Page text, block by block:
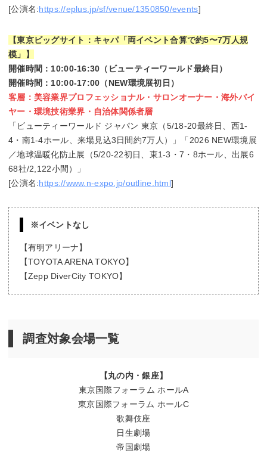
[公演名:https://eplus.jp/sf/venue/1350850/events]
【東京ビッグサイト：キャパ「両イベント合算で約5〜7万人規
模」】
開催時間：10:00-16:30（ビューティーワールド最終日）
開催時間：10:00-17:00（NEW環境展初日）
客層：美容業界プロフェッショナル・サロンオーナー・海外バイ
ヤー・環境技術業界・自治体関係者層
「ビューティーワールド ジャパン 東京（5/18-20最終日、西1-
4・南1-4ホール、来場見込3日間約7万人）」「2026 NEW環境展
／地球温暖化防止展（5/20-22初日、東1-3・7・8ホール、出展6
68社/2,122小間）」
[公演名:https://www.n-expo.jp/outline.html]
※イベントなし
【有明アリーナ】
【TOYOTA ARENA TOKYO】
【Zepp DiverCity TOKYO】
調査対象会場一覧
【丸の内・銀座】
東京国際フォーラム ホールA
東京国際フォーラム ホールC
歌舞伎座
日生劇場
帝国劇場